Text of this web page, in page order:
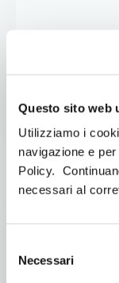
Questo sito web
Utilizziamo i
navigazione e
Policy.
necessari al
Necessari